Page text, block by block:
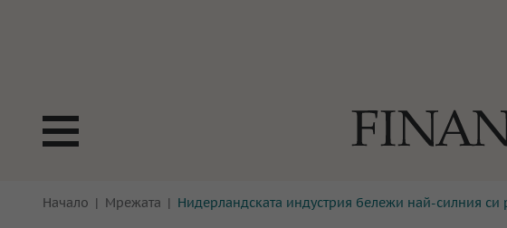
БОРСИ
ТЕХНОЛОГИИ
Начало Мрежата Нидерландската индустрия бележи най-силния си